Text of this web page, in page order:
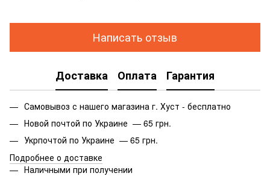
Написать отзыв
Доставка Оплата Гарантия
Самовывоз с нашего магазина г. Хуст - бесплатно
Новой почтой по Украине — 65 грн.
Укрпочтой по Украине — 65 грн.
Подробнее о доставке
Наличными при получении